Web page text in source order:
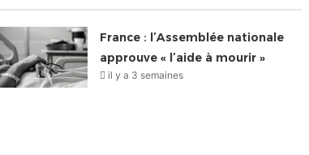
France : l’Assemblée nationale
approuve « l’aide à mourir »
il y a 3 semaines